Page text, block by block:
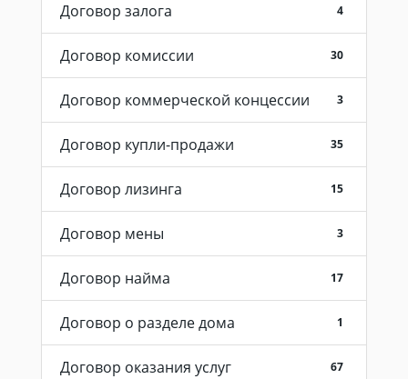
Договор залога 4
Договор комиссии 30
Договор коммерческой концессии 3
Договор купли-продажи 35
Договор лизинга 15
Договор мены 3
Договор найма 17
Договор о разделе дома 1
Договор оказания услуг 67